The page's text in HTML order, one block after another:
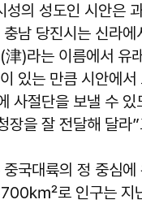
성의 성도인 시안은
남 당진시는 신라
)라는 이름에서 유
있는 만큼 시안에
사절단을 보낼 수
장을 잘 전달해 달라
국대륙의 정 중심에
㎢로 인구는 지